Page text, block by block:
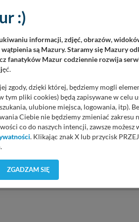
?
DODAJ
komentarzy dotyczących
będą usuwane.
:)
informacji, zdjęć, obrazów,
są Mazury. Staramy się Mazury
fanatyków Mazur codziennie rozwija
ęć.
zgody, dzięki której, będziemy mogli
tym pliki cookies) będą zapisywane w celu
ulubione miejsca, logowania, itp).
Ciebie nie będziemy zmieniać zakresu
co do naszych intencji, zawsze możesz
. Klikając znak X lub przycisk
jest elementem usługi (przekazanie
Kreacja Monika Borkowska, z
ZGADZAM SIĘ